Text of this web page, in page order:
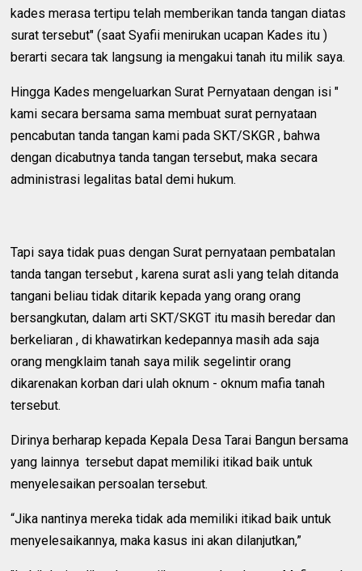
kades merasa tertipu telah memberikan tanda tangan diatas
surat tersebut" (saat Syafii menirukan ucapan Kades itu )
berarti secara tak langsung ia mengakui tanah itu milik saya.
Hingga Kades mengeluarkan Surat Pernyataan dengan isi "
kami secara bersama sama membuat surat pernyataan
pencabutan tanda tangan kami pada SKT/SKGR , bahwa
dengan dicabutnya tanda tangan tersebut, maka secara
administrasi legalitas batal demi hukum.
Tapi saya tidak puas dengan Surat pernyataan pembatalan
tanda tangan tersebut , karena surat asli yang telah ditanda
tangani beliau tidak ditarik kepada yang orang orang
bersangkutan, dalam arti SKT/SKGT itu masih beredar dan
berkeliaran , di khawatirkan kedepannya masih ada saja
orang mengklaim tanah saya milik segelintir orang
dikarenakan korban dari ulah oknum - oknum mafia tanah
tersebut.
Dirinya berharap kepada Kepala Desa Tarai Bangun bersama
yang lainnya tersebut dapat memiliki itikad baik untuk
menyelesaikan persoalan tersebut.
“Jika nantinya mereka tidak ada memiliki itikad baik untuk
menyelesaikannya, maka kasus ini akan dilanjutkan,”